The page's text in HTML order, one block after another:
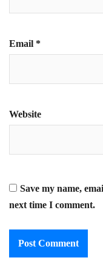
Email *
Website
Save my name,
next time I comment.